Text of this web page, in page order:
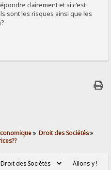
clairement et si c'est
sont les risques ainsi que les
» Droit des Sociétés»